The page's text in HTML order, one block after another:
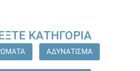
ΚΑΤΗΓΟΡΊΑ
ΑΔΥΝΑΤΙΣΜΑ